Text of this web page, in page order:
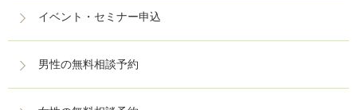
イベント・セミナー申込
男性の無料相談予約